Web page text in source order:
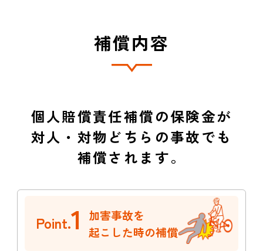
補償内容
個人賠償責任補償の保険金が
対人・対物どちらの事故でも
補償されます。
Point.1
加害事故を
起こした時の補償